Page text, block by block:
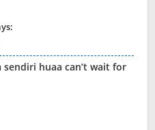
huaa can’t wait for